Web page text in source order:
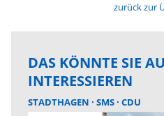
zurück zur
DAS KÖNNTE SIE
INTERESSIEREN
STADTHAGEN SMS CDU